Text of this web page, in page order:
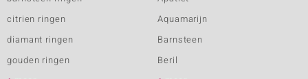
citrien ringen
diamant ringen
gouden ringen
Aquamarijn
Barnsteen
Beril